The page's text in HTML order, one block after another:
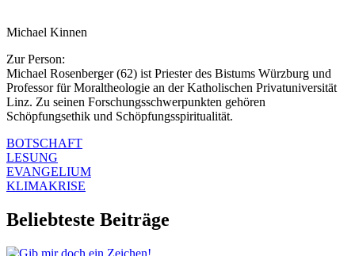
Michael Kinnen
Zur Person:
Michael Rosenberger (62) ist Priester des Bistums Würzburg und
Professor für Moraltheologie an der Katholischen Privatuniversität
Linz. Zu seinen Forschungsschwerpunkten gehören
Schöpfungsethik und Schöpfungsspiritualität.
BOTSCHAFT
LESUNG
EVANGELIUM
KLIMAKRISE
Beliebteste Beiträge